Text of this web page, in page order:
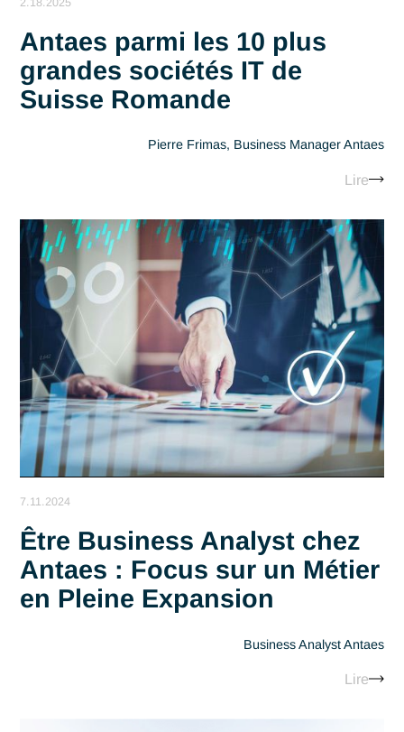
2.18.2025
Antaes parmi les 10 plus
grandes sociétés IT de
Suisse Romande
Pierre Frimas, Business Manager